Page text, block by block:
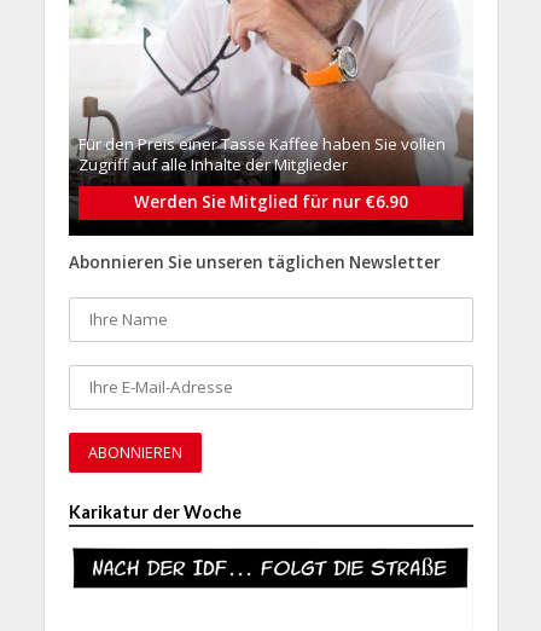
Für den Preis einer Tasse Kaffee haben Sie vollen
Zugriff auf alle Inhalte der Mitglieder
Werden Sie Mitglied für nur €6.90
Abonnieren Sie unseren täglichen Newsletter
Karikatur der Woche